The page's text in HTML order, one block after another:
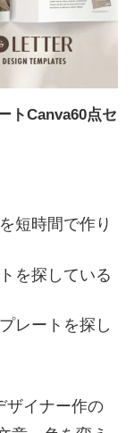
トCanva60点セ
短時間で作り
を探している
レートを探し
ザイナー作の